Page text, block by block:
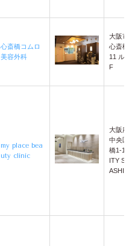
心斎橋コムロ
美容外科
大阪市
心斎橋
11 ルフ
F
my place bea
uty clinic
大阪府
中央区
橋1-18-
ITY
ASHIビ